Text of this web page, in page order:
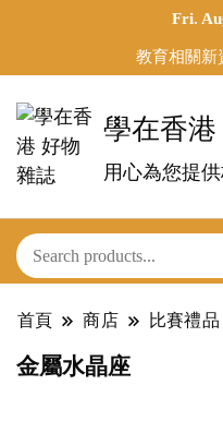
Fri.
教育相關新
學在香
用心為您提
首頁 商店 比賽禮品
金屬水晶座